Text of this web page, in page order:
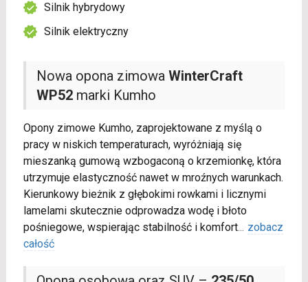
Nowa opona zimowa WinterCraft
WP52marki Kumho
Opony zimowe Kumho, zaprojektowane z myślą o
pracy w niskich temperaturach, wyróżniają się
mieszanką gumową wzbogaconą o krzemionkę, która
utrzymuje elastyczność nawet w mroźnych warunkach.
Kierunkowy bieżnik z głębokimi rowkami i licznymi
lamelami skutecznie odprowadza wodę i błoto
pośniegowe, wspierając stabilność i komfort... zobacz
całość
Silnik hybrydowy
Silnik elektryczny